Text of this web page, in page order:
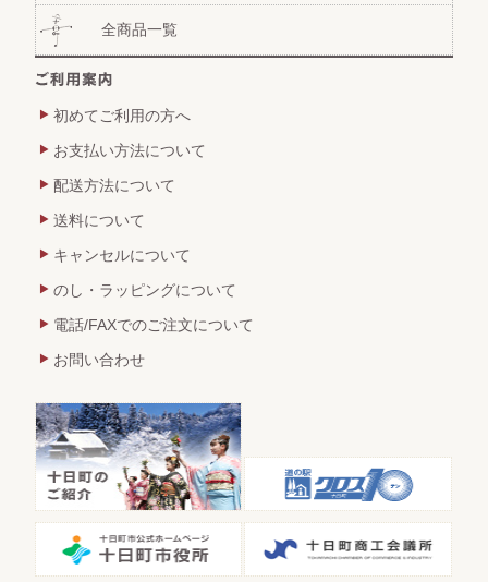
全商品一覧
初めてご利用の方へ
お支払い方法について
配送方法について
送料について
キャンセルについて
のし・ラッピングについて
電話/FAXでのご注文について
お問い合わせ